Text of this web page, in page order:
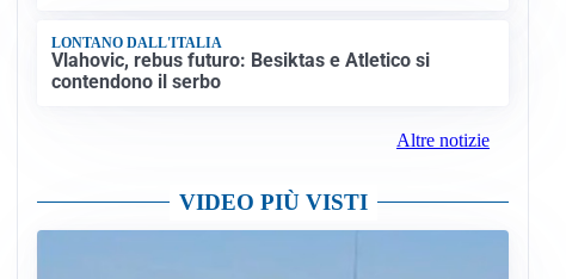
LONTANO DALL'ITALIA
Vlahovic, rebus futuro: Besiktas e Atletico si
contendono il serbo
Altre notizie
VIDEO PIÙ VISTI